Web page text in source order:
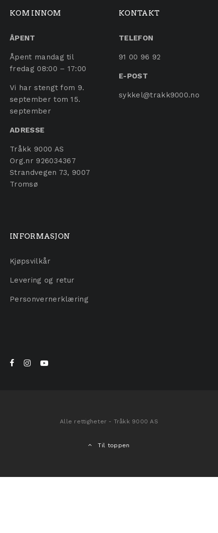
KOM INNOM
ÅPENT
Åpent mandag til
fredag 08:00 – 17:00
Vi har stengt fom 9.
september tom 15.
september
ADRESSE
Tråkk 9000 AS
Org.nr 926034367
Strandvegen 73, 9007
Tromsø
KONTAKT
TELEFON
91 00 96 92
E-POST
sykkel@trakk9000.no
INFORMASJON
Kjøpsvilkår
Levering og retur
Personvernerklæring
Alle rettigheter - Tråkk 9000 AS
Til toppen